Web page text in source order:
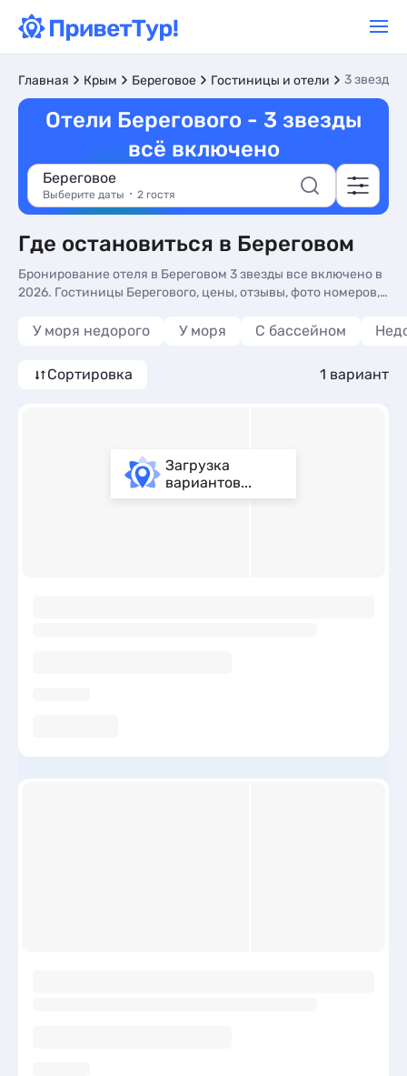
Главная Крым Береговое Гостиницы и отели 3 звезды
Отели Берегового - 3 звезды
всё включено
Береговое
Выберите даты 2 гостя
Где остановиться в Береговом
Бронирование отеля в Береговом 3 звезды все включено в
2026. Гостиницы Берегового, цены, отзывы, фото номеров,
У моря недорого У моря С бассейном
Сортировка 1 вариант
Загрузка
вариантов...